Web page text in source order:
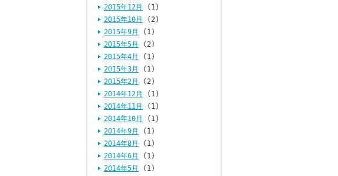
2015年12月
(1)
2015年10月
(2)
2015年9月
(1)
2015年5月
(2)
2015年4月
(1)
2015年3月
(1)
2015年2月
(2)
2014年12月
(1)
2014年11月
(1)
2014年10月
(1)
2014年9月
(1)
2014年8月
(1)
2014年6月
(1)
2014年5月
(1)